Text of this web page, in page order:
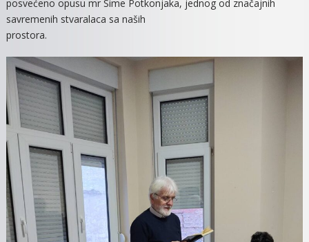
posvećeno opusu mr Sime Potkonjaka, jednog od značajnih
savremenih stvaralaca sa naših
prostora.